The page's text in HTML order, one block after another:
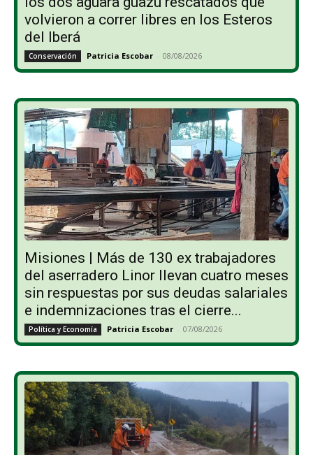
volvieron a correr libres en los Esteros
del Iberá
Conservación Patricia Escobar - 08/08/2026
Misiones | Más de 130 ex trabajadores
del aserradero Linor llevan cuatro meses
sin respuestas por sus deudas salariales
e indemnizaciones tras el cierre...
Política y Economía Patricia Escobar - 07/08/2026